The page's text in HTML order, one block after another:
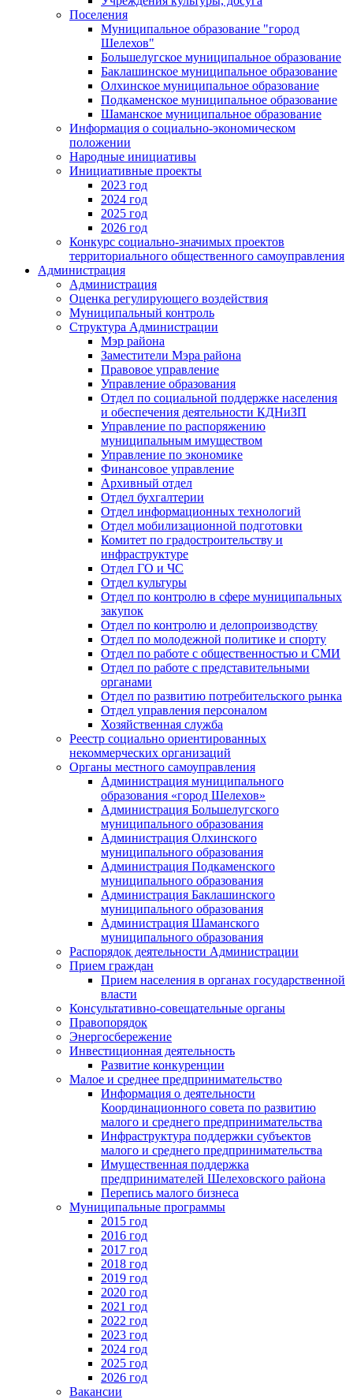
Поселения
Муниципальное образование "город
Шелехов"
Большелугское муниципальное образование
Баклашинское муниципальное образование
Олхинское муниципальное образование
Подкаменское муниципальное образование
Шаманское муниципальное образование
Информация о социально-экономическом
положении
Народные инициативы
Инициативные проекты
2023 год
2024 год
2025 год
2026 год
Конкурс социально-значимых проектов
территориального общественного самоуправления
Администрация
Администрация
Оценка регулирующего воздействия
Муниципальный контроль
Структура Администрации
Мэр района
Заместители Мэра района
Правовое управление
Управление образования
Отдел по социальной поддержке населения
и обеспечения деятельности КДНиЗП
Управление по распоряжению
муниципальным имуществом
Управление по экономике
Финансовое управление
Архивный отдел
Отдел бухгалтерии
Отдел информационных технологий
Отдел мобилизационной подготовки
Комитет по градостроительству и
инфраструктуре
Отдел ГО и ЧС
Отдел культуры
Отдел по контролю в сфере муниципальных
закупок
Отдел по контролю и делопроизводству
Отдел по молодежной политике и спорту
Отдел по работе с общественностью и СМИ
Отдел по работе с представительными
органами
Отдел по развитию потребительского рынка
Отдел управления персоналом
Хозяйственная служба
Реестр социально ориентированных
некоммерческих организаций
Органы местного самоуправления
Администрация муниципального
образования «город Шелехов»
Администрация Большелугского
муниципального образования
Администрация Олхинского
муниципального образования
Администрация Подкаменского
муниципального образования
Администрация Баклашинского
муниципального образования
Администрация Шаманского
муниципального образования
Распорядок деятельности Администрации
Прием граждан
Прием населения в органах государственной
власти
Консультативно-совещательные органы
Правопорядок
Энергосбережение
Инвестиционная деятельность
Развитие конкуренции
Малое и среднее предпринимательство
Информация о деятельности
Координационного совета по развитию
малого и среднего предпринимательства
Инфраструктура поддержки субъектов
малого и среднего предпринимательства
Имущественная поддержка
предпринимателей Шелеховского района
Перепись малого бизнеса
Муниципальные программы
2015 год
2016 год
2017 год
2018 год
2019 год
2020 год
2021 год
2022 год
2023 год
2024 год
2025 год
2026 год
Вакансии